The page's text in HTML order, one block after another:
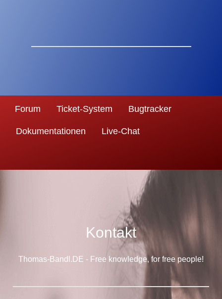
Forum Ticket-System Bugtracker
Dokumentationen Live-Chat
Kontakt
Thomas-Bandl.DE - Free knowledge, for free people!